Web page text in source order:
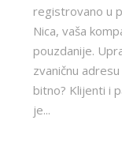
registrovano u
Nica, vaša
pouzdanije.
zvaničnu
bitno? Klijenti i
je...